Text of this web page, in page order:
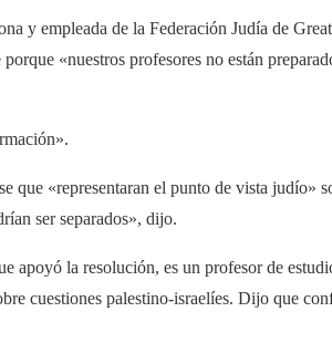
y empleada de la Federación Judía de
«nuestros profesores no están
que «representaran el punto de vista judío»
ser separados», dijo.
apoyó la resolución, es un profesor de
cuestiones palestino-israelíes. Dijo que